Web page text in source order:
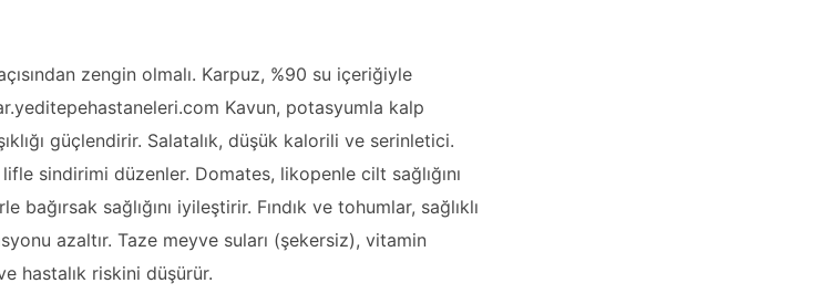
zengin olmalı. Karpuz, %90 su içeriğiyle
Kavun, potasyumla kalp
güçlendirir. Salatalık, düşük kalorili ve serinletici.
sindirimi düzenler. Domates, likopenle cilt sağlığını
sağlığını iyileştirir. Fındık ve tohumlar, sağlıklı
azaltır. Taze meyve suları (şekersiz), vitamin
hastalık riskini düşürür.